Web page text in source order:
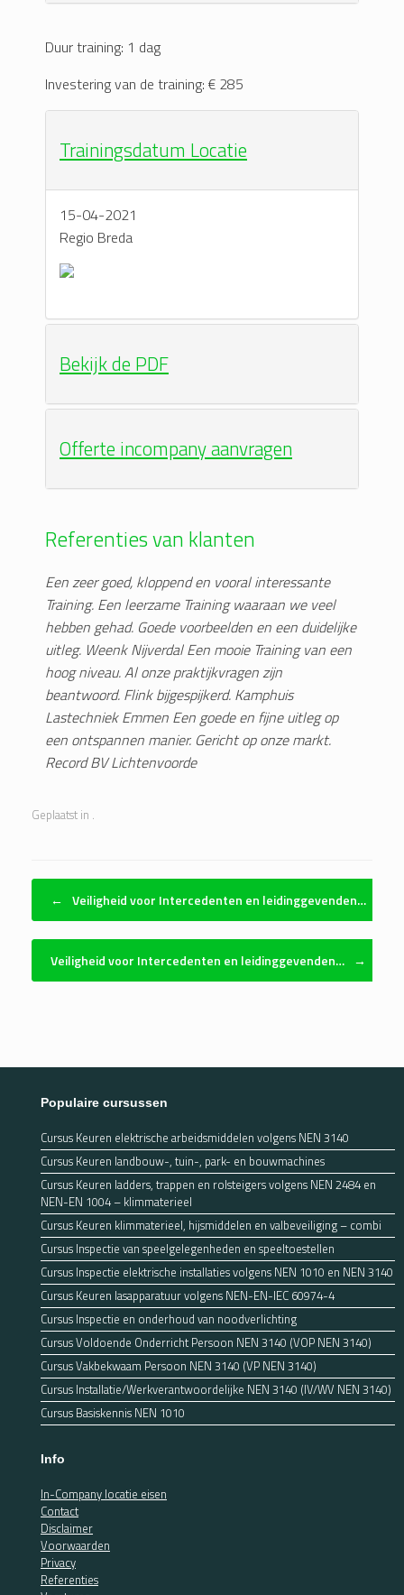
Duur training: 1 dag
Investering van de training: € 285
Trainingsdatum Locatie
15-04-2021
Regio Breda
Bekijk de PDF
Offerte incompany aanvragen
Referenties van klanten
Een zeer goed, kloppend en vooral interessante
Training. Een leerzame Training waaraan we veel
hebben gehad. Goede voorbeelden en een duidelijke
uitleg. Weenk Nijverdal Een mooie Training van een
hoog niveau. Al onze praktijkvragen zijn
beantwoord. Flink bijgespijkerd. Kamphuis
Lastechniek Emmen Een goede en fijne uitleg op
een ontspannen manier. Gericht op onze markt.
Record BV Lichtenvoorde
Geplaatst in .
Bericht navigatie
← Veiligheid voor Intercedenten en leidinggevenden…
Veiligheid voor Intercedenten en leidinggevenden… →
Populaire cursussen
Cursus Keuren elektrische arbeidsmiddelen volgens NEN 3140
Cursus Keuren landbouw-, tuin-, park- en bouwmachines
Cursus Keuren ladders, trappen en rolsteigers volgens NEN 2484 en
NEN-EN 1004 – klimmaterieel
Cursus Keuren klimmaterieel, hijsmiddelen en valbeveiliging – combi
Cursus Inspectie van speelgelegenheden en speeltoestellen
Cursus Inspectie elektrische installaties volgens NEN 1010 en NEN 3140
Cursus Keuren lasapparatuur volgens NEN-EN-IEC 60974-4
Cursus Inspectie en onderhoud van noodverlichting
Cursus Voldoende Onderricht Persoon NEN 3140 (VOP NEN 3140)
Cursus Vakbekwaam Persoon NEN 3140 (VP NEN 3140)
Cursus Installatie/Werkverantwoordelijke NEN 3140 (IV/WV NEN 3140)
Cursus Basiskennis NEN 1010
Info
In-Company locatie eisen
Contact
Disclaimer
Voorwaarden
Privacy
Referenties